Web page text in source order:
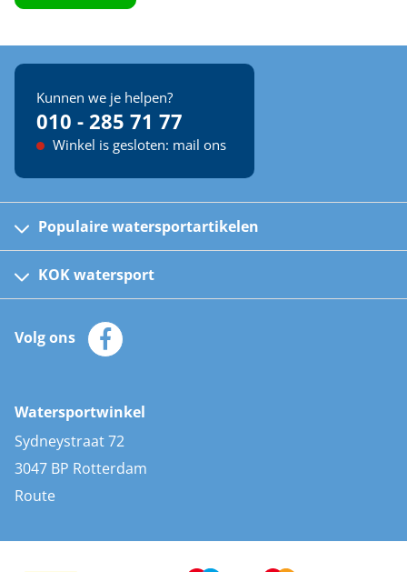
Kunnen we je helpen?
010 - 285 71 77
Winkel is gesloten: mail ons
Populaire watersportartikelen
Kinder reddingsvesten
Automatische reddingsvesten
Zeilkleding
Zonnepanelen
AIS transponders
Stootwillen en fenders
Bootkussens
Zwemtrappen
KOK watersport
Klantenservice
Merken
Volg ons
Watersportwinkel
Sydneystraat 72
3047 BP Rotterdam
Route